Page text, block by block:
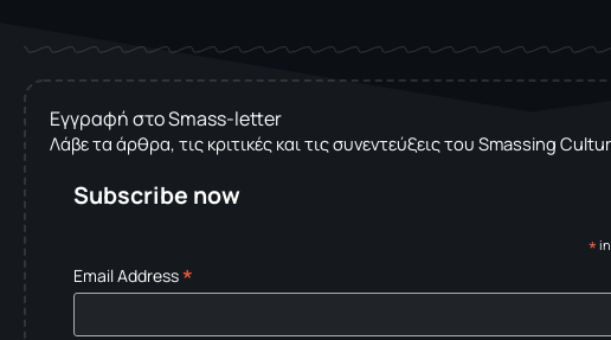
Εγγραφή στο Smass-letter
Λάβε τα άρθρα, τις κριτικές και τις συνεντεύξεις του Smassing
Subscribe now
*
Email Address*